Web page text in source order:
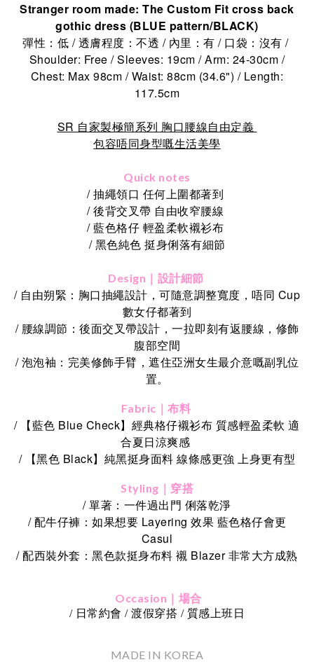
Stranger room made: The Custom Fit cross back
gothic dress (BLUE pattern/BLACK)
彈性：低 / 透膚程度：不透 / 內里：有 / 口袋：沒有 /
Shoulder: Free / Sleeves: 19cm / Arm: 24-30cm /
Chest: Max 98cm / Waist: 88cm (34.6") / Length:
117.5cm
SR 自家製極簡系列 胸口腰線自由定義
包容唔同身型嘅生活美學
Quick notes
/ 抽繩領口 任何上圍都著到
/ 後背交叉帶 自由收窄腰線
/ 藍色格仔 輕盈柔軟襯衫布
/ 黑色純色 挺身俐落有細節
Design｜設計細節
/ 自由朔緊：胸口抽繩設計，可隨意調整寬度，唔同 Cup
數女仔都著到
/ 腰線調節：後面交叉帶設計，一拉即刻有返腰線，修飾
腹部空間
/ 泡泡袖：完美修飾手臂，遮住亞洲女生最介意嘅副乳位
置。
Fabric｜布料
/ 【藍色 Blue Check】經典格仔襯衫布 質感輕盈柔軟 適
合夏日涼爽感
/ 【黑色 Black】純黑挺身面料 線條感更強 上身更有型
Styling｜穿搭
/ 單著：一件過出門 俐落乾淨
/ 配牛仔褲：如果想要 Layering 效果 藍色格仔會更
Casul
/ 配西裝外套：黑色款挺身布料 襯 Blazer 非常大方成熟
Occasion｜場合
/ 日常約會 / 渡假穿搭 / 質感上班日
MADE IN KOREA